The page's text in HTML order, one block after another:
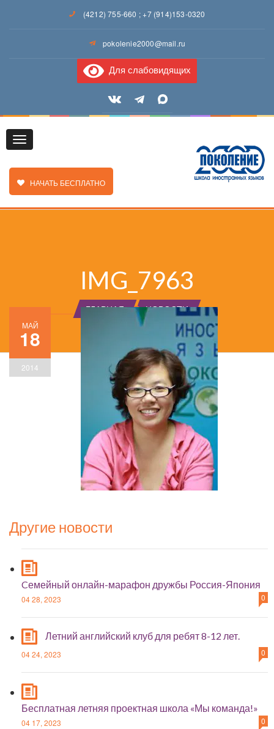
(4212) 755-660 ;+7 (914)153-0320
pokolenie2000@mail.ru
Для слабовидящих
Toggle
ЗАКАЗАТЬ ЗВОНОК
НАЧАТЬ БЕСПЛАТНО
IMG_7963
ГЛАВНАЯ НОВОСТИ
МАЙ
18
2014
Другие новости
Cемейный онлайн-марафон дружбы Россия-Япония
04 28, 2023 0
Летний английский клуб для ребят 8-12 лет.
04 24, 2023 0
Бесплатная летняя проектная школа «Мы команда!»
04 17, 2023 0